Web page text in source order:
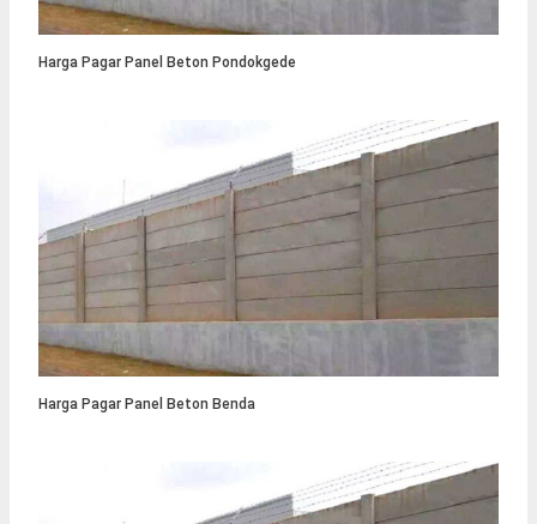
Harga Pagar Panel Beton Pondokgede
Harga Pagar Panel Beton Benda